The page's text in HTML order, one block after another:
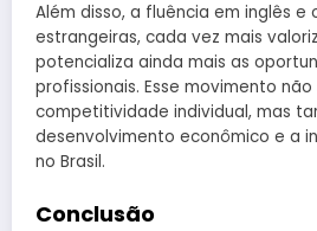
Além disso, a fluência em inglês e
estrangeiras, cada vez mais
potencializa ainda mais as
profissionais. Esse movimento
competitividade individual, mas
desenvolvimento econômico e a
no Brasil.
Conclusão